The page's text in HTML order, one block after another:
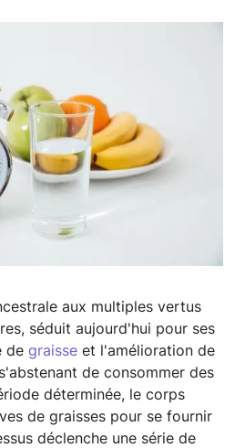
aux multiples vertus
séduit aujourd'hui pour ses
de graisse et l'amélioration de
de consommer des
déterminée, le corps
de graisses pour se fournir
déclenche une série de